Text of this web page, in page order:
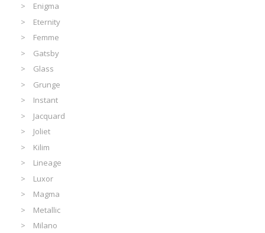
Enigma
Eternity
Femme
Gatsby
Glass
Grunge
Instant
Jacquard
Joliet
Kilim
Lineage
Luxor
Magma
Metallic
Milano